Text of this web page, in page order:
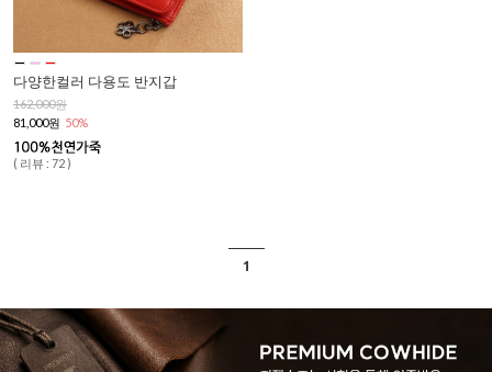
다양한컬러 다용도 반지갑
162,000원
81,000원 50%
( 리뷰 : 72 )
1